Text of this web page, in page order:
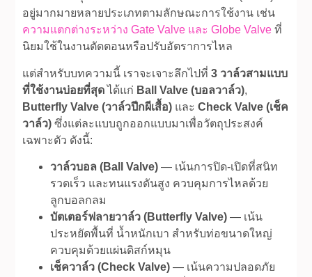
อยู่มากมายหลายประเภทตามลักษณะการใช้งาน เช่น
ความแตกต่างระหว่าง Gate Valve และ Globe Valve ที่
นิยมใช้ในงานตัดตอนหรือปรับอัตราการไหล
แต่สำหรับบทความนี้ เราจะเจาะลึกไปที่3 วาล์วสามแบบ
ที่ใช้งานบ่อยที่สุดได้แก่ Ball Valve (บอลวาล์ว),
Butterfly Valve (วาล์วปีกผีเสื้อ) และCheck Valve (เช็ค
วาล์ว) ซึ่งแต่ละแบบถูกออกแบบมาเพื่อวัตถุประสงค์
เฉพาะตัว ดังนี้:
วาล์วบอล (Ball Valve) — เน้นการปิด-เปิดที่สนิท
รวดเร็ว และทนแรงดันสูง ควบคุมการไหลด้วย
ลูกบอลกลม
บัตเตอร์ฟลายวาล์ว (Butterfly Valve) — เน้น
ประหยัดพื้นที่ น้ำหนักเบา สำหรับท่อขนาดใหญ่
ควบคุมด้วยแผ่นดิสก์หมุน
เช็ควาล์ว (Check Valve) — เน้นความปลอดภัย